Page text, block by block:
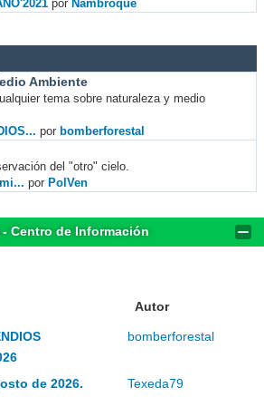
por Nambroque
Ambiente
tema sobre naturaleza y medio
por bomberforestal
del "otro" cielo.
por PolVen
Centro de Información
Autor
bomberforestal
de 2026.
Texeda79